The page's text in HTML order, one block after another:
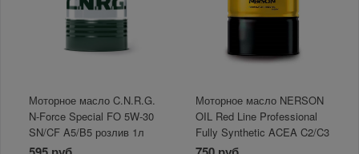
Моторное масло C.N.R.G.
N-Force Special FO 5W-30
SN/CF A5/B5 розлив 1л
Моторное масло NERSON
OIL Red Line Professional
Fully Synthetic ACEA C2/C3
5W-30 в розлив 1л